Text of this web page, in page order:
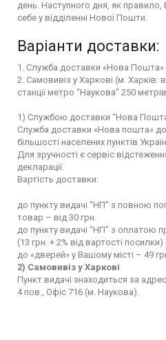
день. Наступного дня, як
себе у відділенні Нової Пошти.
Варіанти доставки:
1. Служба доставки «Нова Пошта»
2. Самовивіз у Харкові (м. Харків:
станції метро “Наукова” 250
1) Службою доставки “Нова
Служба доставки «Нова пошта»
більшості населених пунктів
Для зручності є сервіс
декларації.
Вартість доставки:
до пункту видачі “НП” з повною
товар – від 30 грн.
до пункту видачі “НП” з оплатою
(13 грн. + 2% від вартості посилки)
до «дверей» у Вашому місті – 49
2) Самовивіз у Харкові
Пункт видачі знаходиться за
4 пов., Офіс 716 (м. Наукова).